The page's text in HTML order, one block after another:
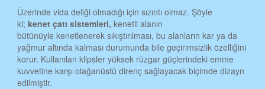
Üzerinde vida deliği olmadığı için sızıntı olmaz. Şöyle
ki;kenet çatı sistemleri,kenetli alanın
bütünüyle kenetlenerek sıkıştırılması, bu alanların kar ya da
yağmur altında kalması durumunda bile geçirimsizlik özelliğini
korur. Kullanılan klipsler yüksek rüzgar güçlerindeki emme
kuvvetine karşı olağanüstü direnç sağlayacak biçimde dizayn
edilmiştir.